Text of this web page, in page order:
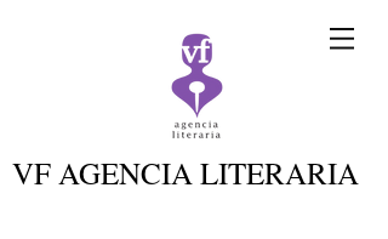
VF AGENCIA LITERARIA